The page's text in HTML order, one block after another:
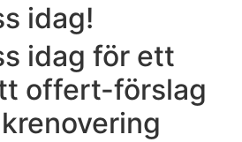
idag!
idag för ett
offert-förslag